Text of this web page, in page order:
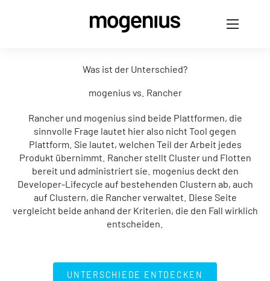
Was ist der Unterschied?
mogenius vs. Rancher
Rancher und mogenius sind beide Plattformen, die
sinnvolle Frage lautet hier also nicht Tool gegen
Plattform. Sie lautet, welchen Teil der Arbeit jedes
Produkt übernimmt. Rancher stellt Cluster und Flotten
bereit und administriert sie. mogenius deckt den
Developer-Lifecycle auf bestehenden Clustern ab, auch
auf Clustern, die Rancher verwaltet. Diese Seite
vergleicht beide anhand der Kriterien, die den Fall wirklich
entscheiden.
UNTERSCHIEDE ENTDECKEN
UNTERSCHIEDE ENTDECKEN